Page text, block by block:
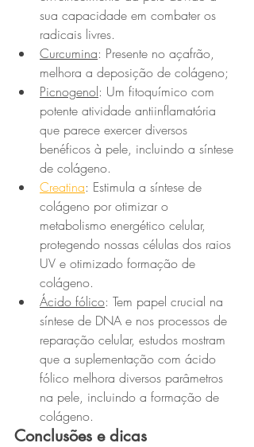
sua capacidade em combater os
radicais livres.
Curcumina: Presente no açafrão,
melhora a deposição de colágeno;
Picnogenol: Um fitoquímico com
potente atividade antiinflamatória
que parece exercer diversos
benéficos à pele, incluindo a síntese
de colágeno.
Creatina: Estimula a síntese de
colágeno por otimizar o
metabolismo energético celular,
protegendo nossas células dos raios
UV e otimizado formação de
colágeno.
Ácido fólico: Tem papel crucial na
síntese de DNA e nos processos de
reparação celular, estudos mostram
que a suplementação com ácido
fólico melhora diversos parâmetros
na pele, incluindo a formação de
colágeno.
Conclusões e dicas